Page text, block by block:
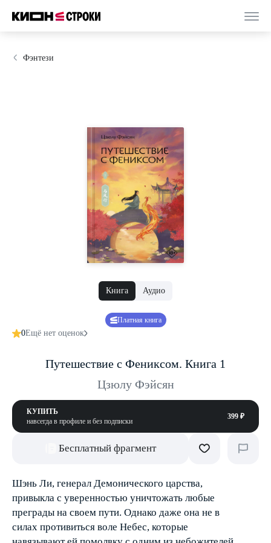
Фэнтези
Книга Аудио
Платная книга
0Ещё нет оценок
Путешествие с Фениксом. Книга 1
Цзюлу Фэйсян
КУПИТЬ
навсегда в профиле и без подписки
399 ₽
Бесплатный фрагмент
Шэнь Ли, генерал Демонического царства,
привыкла с уверенностью уничтожать любые
преграды на своем пути. Однако даже она не в
силах противиться воле Небес, которые